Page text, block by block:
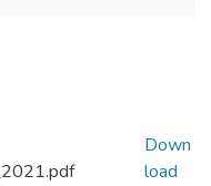
Down
load